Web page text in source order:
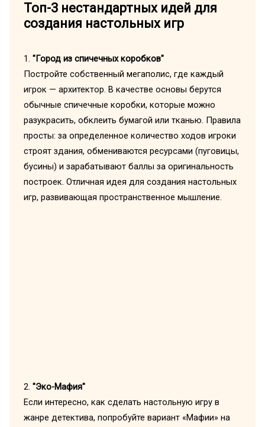
Топ-3 нестандартных идей для
создания настольных игр
1. "Город из спичечных коробков"
Постройте собственный мегаполис, где каждый
игрок — архитектор. В качестве основы берутся
обычные спичечные коробки, которые можно
разукрасить, обклеить бумагой или тканью. Правила
просты: за определенное количество ходов игроки
строят здания, обмениваются ресурсами (пуговицы,
бусины) и зарабатывают баллы за оригинальность
построек. Отличная идея для создания настольных
игр, развивающая пространственное мышление.
2. "Эко-Мафия"
Если интересно, как сделать настольную игру в
жанре детектива, попробуйте вариант «Мафии» на